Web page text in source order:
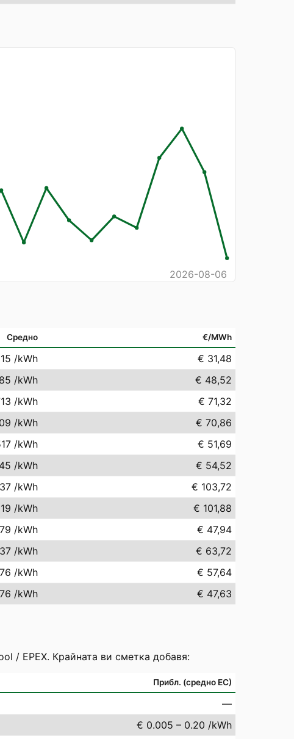
2026-08-06
Средно €/MWh
/kWh
€ 31,48
/kWh
€ 48,52
/kWh
€ 71,32
/kWh
€ 70,86
/kWh
€ 51,69
/kWh
€ 54,52
/kWh
€ 103,72
/kWh
€ 101,88
/kWh
€ 47,94
/kWh
€ 63,72
/kWh
€ 57,64
/kWh € 47,63
/ EPEX. Крайната ви сметка добавя:
Прибл. (средно ЕС)
—
€ 0.005 – 0.20 /kWh